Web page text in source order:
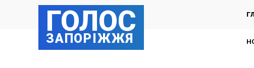
ГОЛОС
ЗАПОРІЖЖЯ